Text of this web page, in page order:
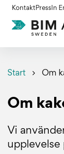
innehållet
Kontakt Press In
Start Om
Om
Vi
upplevelse